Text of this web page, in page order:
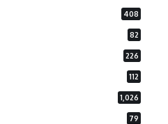
408
82
226
112
1,026
79